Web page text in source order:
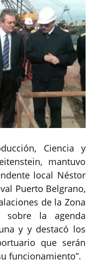
Ciencia y
mantuvo
local Néstor
Puerto Belgrano,
de la Zona
sobre la agenda
y y destacó los
que serán
funcionamiento”.